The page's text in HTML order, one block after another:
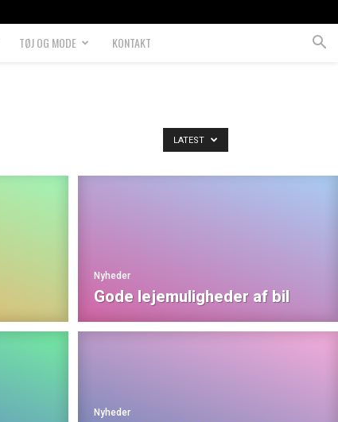
TØJ OG MODE KONTAKT
LATEST
Nyheder
Gode lejemuligheder af bil
Nyheder